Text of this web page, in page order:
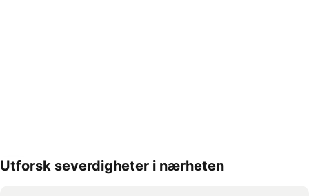
Utforsk severdigheter i nærheten